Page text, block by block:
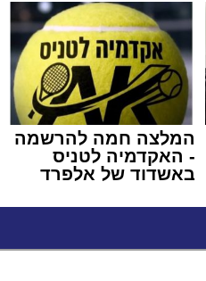
באשדוד
המלצה חמה להרשמה
- האקדמיה לטניס
באשדוד של אלפרד